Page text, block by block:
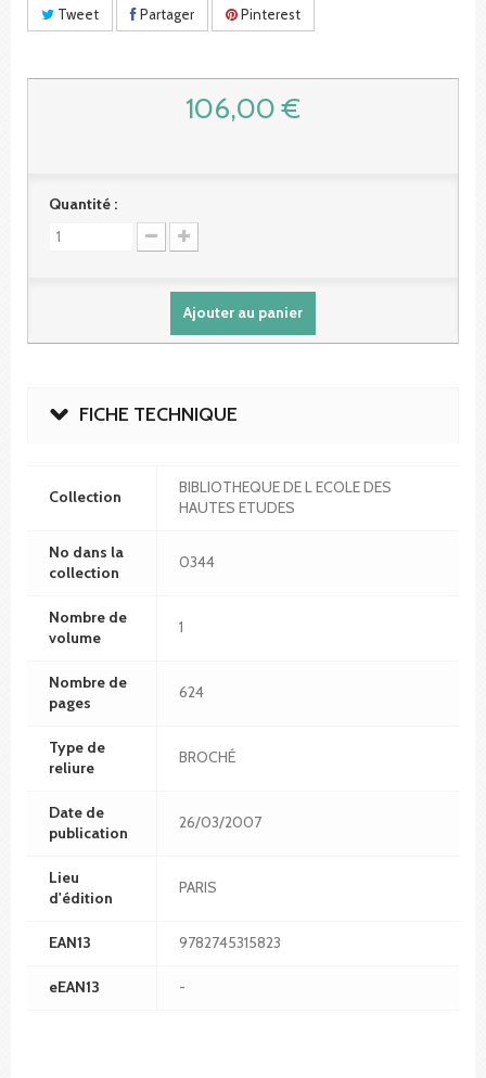
Tweet Partager Pinterest
106,00 €
Quantité :
Ajouter au panier
FICHE TECHNIQUE
Collection
BIBLIOTHEQUE DE L ECOLE DES
HAUTES ETUDES
No dans la
collection
0344
Nombre de
volume
1
Nombre de
pages
624
Type de
reliure
BROCHÉ
Date de
publication
26/03/2007
Lieu
d'édition
PARIS
EAN13 9782745315823
eEAN13 -